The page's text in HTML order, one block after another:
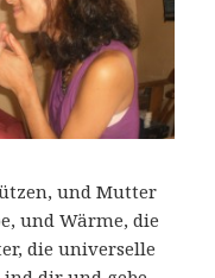
und Mutter
und Wärme, die
die universelle